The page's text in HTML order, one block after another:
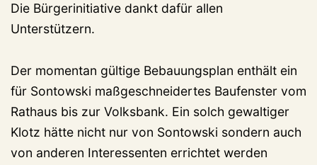
Die Bürgerinitiative dankt dafür allen
Unterstützern.
Der momentan gültige Bebauungsplan enthält ein
für Sontowski maßgeschneidertes Baufenster vom
Rathaus bis zur Volksbank. Ein solch gewaltiger
Klotz hätte nicht nur von Sontowski sondern auch
von anderen Interessenten errichtet werden